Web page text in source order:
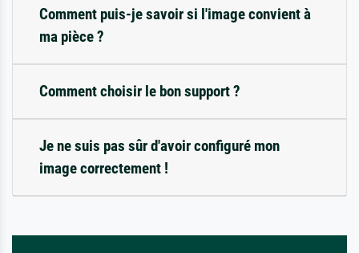
Comment puis-je savoir si l'image convient à
ma pièce ?
Comment choisir le bon support ?
Je ne suis pas sûr d'avoir configuré mon
image correctement !